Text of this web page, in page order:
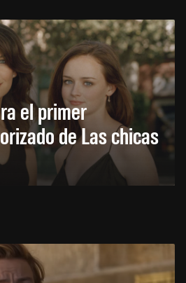
el primer
de Las chicas